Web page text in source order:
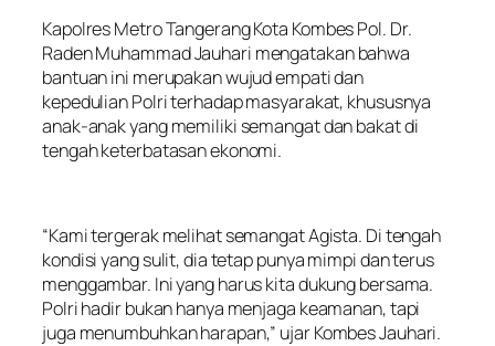
Kapolres Metro Tangerang Kota Kombes Pol. Dr.
Raden Muhammad Jauhari mengatakan bahwa
bantuan ini merupakan wujud empati dan
kepedulian Polri terhadap masyarakat, khususnya
anak-anak yang memiliki semangat dan bakat di
tengah keterbatasan ekonomi.
“Kami tergerak melihat semangat Agista. Di tengah
kondisi yang sulit, dia tetap punya mimpi dan terus
menggambar. Ini yang harus kita dukung bersama.
Polri hadir bukan hanya menjaga keamanan, tapi
juga menumbuhkan harapan,” ujar Kombes Jauhari.